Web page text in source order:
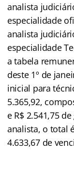
analista
especialidade
analista
especialidade
a tabela
deste 1º de
inicial para
5.365,92,
e R$ 2.541,75
analista, o total
4.633,67 de